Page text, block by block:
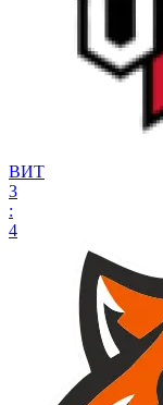
ВИТ
3
:
4